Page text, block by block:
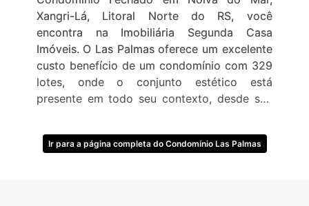
Xangri-Lá, Litoral Norte do RS, você
encontra na Imobiliária Segunda Casa
Imóveis. O Las Palmas oferece um excelente
custo benefício de um condomínio com 329
lotes, onde o conjunto estético está
presente em todo seu contexto, desde sua
de Punta del Este, até seu conceito de
marca, oferece uma estrutura de lazer e
Ir para a página completa do Condomínio Las Palmas